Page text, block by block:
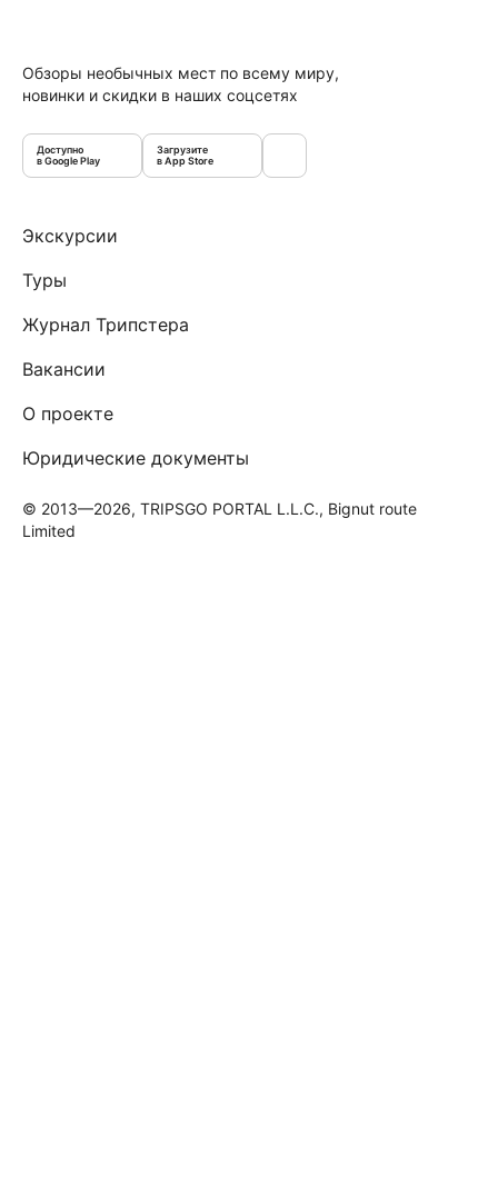
Обзоры необычных мест по всему миру,
новинки и скидки в наших соцсетях
Доступно
в Google Play
Загрузите
в App Store
Экскурсии
Туры
Журнал Трипстера
Вакансии
О проекте
Юридические документы
© 2013—2026, TRIPSGO PORTAL L.L.C., Bignut route
Limited